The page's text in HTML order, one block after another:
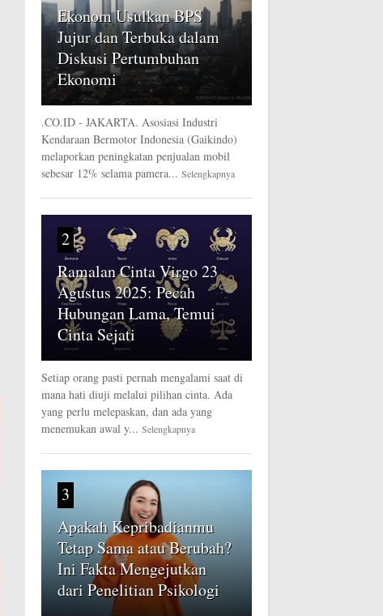
Ekonom Usulkan BPS
Jujur dan Terbuka dalam
Diskusi Pertumbuhan
Ekonomi
.CO.ID - JAKARTA. Asosiasi Industri
Kendaraan Bermotor Indonesia (Gaikindo)
melaporkan peningkatan penjualan mobil
sebesar 12% selama pamera... Selengkapnya
2
Ramalan Cinta Virgo 23
Agustus 2025: Pecah
Hubungan Lama, Temui
Cinta Sejati
Setiap orang pasti pernah mengalami saat di
mana hati diuji melalui pilihan cinta. Ada
yang perlu melepaskan, dan ada yang
menemukan awal y... Selengkapnya
3
Apakah Kepribadianmu
Tetap Sama atau Berubah?
Ini Fakta Mengejutkan
dari Penelitian Psikologi